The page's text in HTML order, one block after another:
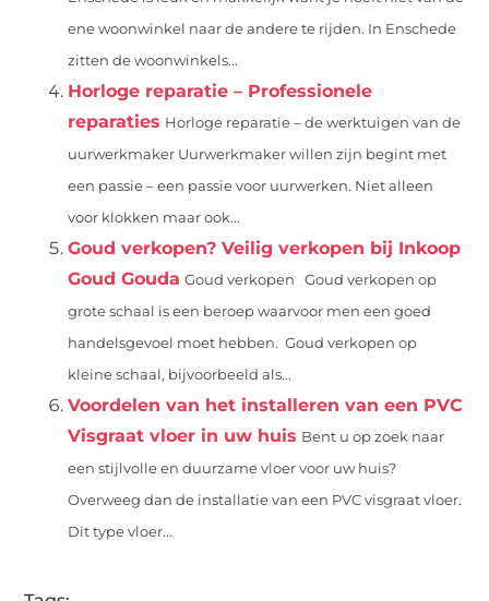
ene woonwinkel naar de andere te rijden. In Enschede
zitten de woonwinkels...
Horloge reparatie – Professionele
reparaties Horloge reparatie – de werktuigen van de
uurwerkmaker Uurwerkmaker willen zijn begint met
een passie – een passie voor uurwerken. Niet alleen
voor klokken maar ook...
Goud verkopen? Veilig verkopen bij Inkoop
Goud Gouda Goud verkopen Goud verkopen op
grote schaal is een beroep waarvoor men een goed
handelsgevoel moet hebben. Goud verkopen op
kleine schaal, bijvoorbeeld als...
Voordelen van het installeren van een PVC
Visgraat vloer in uw huis Bent u op zoek naar
een stijlvolle en duurzame vloer voor uw huis?
Overweeg dan de installatie van een PVC visgraat vloer.
Dit type vloer...